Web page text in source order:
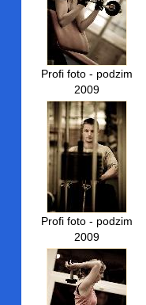
Profi foto - podzim
2009
Profi foto - podzim
2009